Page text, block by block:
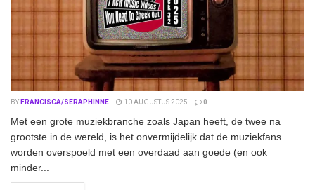
BY FRANCISCA/SERAPHINNE 10 AUGUSTUS 2025 0
Met een grote muziekbranche zoals Japan heeft, de twee na
grootste in de wereld, is het onvermijdelijk dat de muziekfans
worden overspoeld met een overdaad aan goede (en ook
minder...